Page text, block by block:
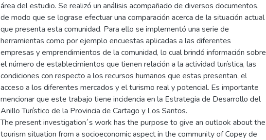
área del estudio. Se realizó un análisis acompañado de diversos documentos,
de modo que se lograse efectuar una comparación acerca de la situación actual
que presenta esta comunidad. Para ello se implementó una serie de
herramientas como por ejemplo encuestas aplicadas a las diferentes
empresas y emprendimientos de la comunidad, lo cual brindó información sobre
el número de establecimientos que tienen relación a la actividad turística, las
condiciones con respecto a los recursos humanos que estas presentan, el
acceso a los diferentes mercados y el turismo real y potencial. Es importante
mencionar que este trabajo tiene incidencia en la Estrategia de Desarrollo del
Anillo Turístico de la Provincia de Cartago y Los Santos.
The present investigation´s work has the purpose to give an outlook about the
tourism situation from a socioeconomic aspect in the community of Copey de